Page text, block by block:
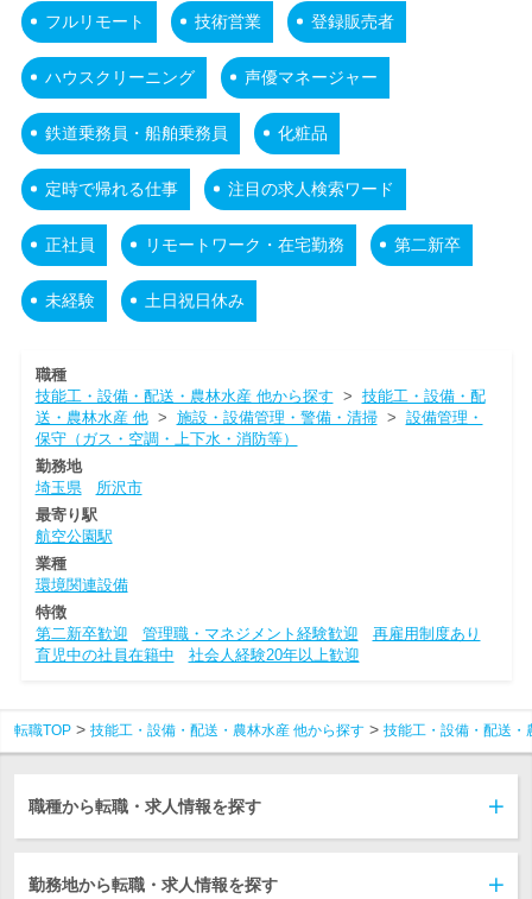
フルリモート 技術営業 登録販売者
ハウスクリーニング 声優マネージャー
鉄道乗務員・船舶乗務員 化粧品
定時で帰れる仕事 注目の求人検索ワード
正社員 リモートワーク・在宅勤務 第二新卒
未経験 土日祝日休み
職種
技能工・設備・配送・農林水産 他から探す > 技能工・設備・配
送・農林水産 他> 施設・設備管理・警備・清掃> 設備管理・
保守（ガス・空調・上下水・消防等）
勤務地
埼玉県
所沢市
最寄り駅
航空公園駅
業種
環境関連設備
特徴
第二新卒歓迎
管理職・マネジメント経験歓迎
再雇用制度あり
育児中の社員在籍中
社会人経験20年以上歓迎
転職TOP 技能工・設備・配送・農林水産 他から探す 技能工・設備・配送・
職種から転職・求人情報を探す
勤務地から転職・求人情報を探す